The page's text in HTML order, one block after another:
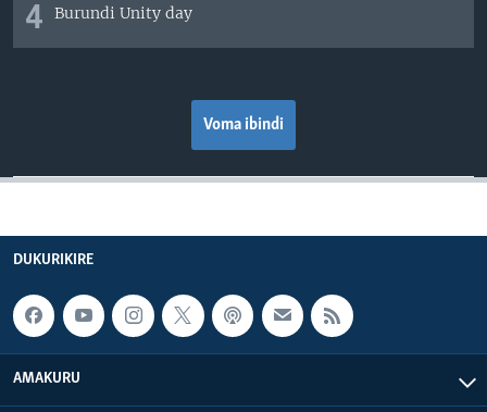
4 Burundi Unity day
Voma ibindi
DUKURIKIRE
AMAKURU